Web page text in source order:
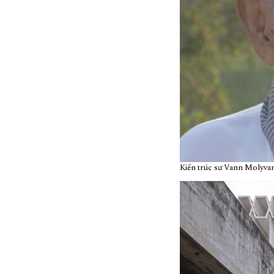
Kiến trúc sư Vann